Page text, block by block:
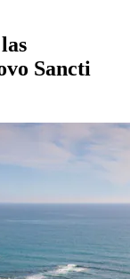
Sancti